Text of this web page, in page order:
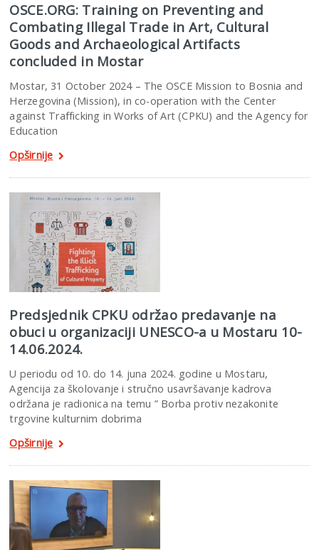
OSCE.ORG: Training on Preventing and
Combating Illegal Trade in Art, Cultural
Goods and Archaeological Artifacts
concluded in Mostar
Mostar, 31 October 2024 – The OSCE Mission to Bosnia and
Herzegovina (Mission), in co-operation with the Center
against Trafficking in Works of Art (CPKU) and the Agency for
Education
Opširnije
Predsjednik CPKU održao predavanje na
obuci u organizaciji UNESCO-a u Mostaru 10-
14.06.2024.
U periodu od 10. do 14. juna 2024. godine u Mostaru,
Agencija za školovanje i stručno usavršavanje kadrova
održana je radionica na temu ” Borba protiv nezakonite
trgovine kulturnim dobrima
Opširnije